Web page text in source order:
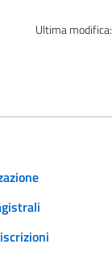
Ultima modifica: